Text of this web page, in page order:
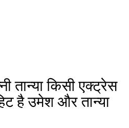
तान्या किसी एक्ट्रेस
है उमेश और तान्या